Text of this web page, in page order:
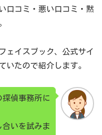
口コミ・悪い口コミ・黙
ェイスブック、公式サイ
いたので紹介します。
偵事務所に
合いを試みま